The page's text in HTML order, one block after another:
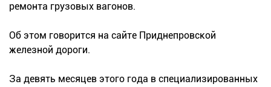
ремонта грузовых вагонов.
Об этом говорится на сайте Приднепровской
железной дороги.
За девять месяцев этого года в специализированных